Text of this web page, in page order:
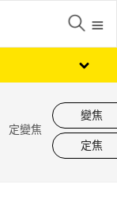
定變焦
變焦
定焦